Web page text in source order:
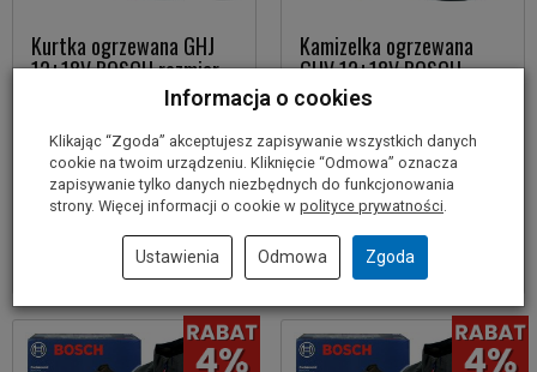
Kurtka ogrzewana GHJ
12+18V BOSCH rozmiar
649,00 zł
Do koszyka
Kamizelka ogrzewana
GHV 12+18V BOSCH
rozmiar XXL
649,00 zł
Do koszyka
Informacja o cookies
Klikając “Zgoda” akceptujesz zapisywanie wszystkich danych
cookie na twoim urządzeniu. Kliknięcie “Odmowa” oznacza
zapisywanie tylko danych niezbędnych do funkcjonowania
strony. Więcej informacji o cookie w polityce prywatności.
Ustawienia Odmowa Zgoda